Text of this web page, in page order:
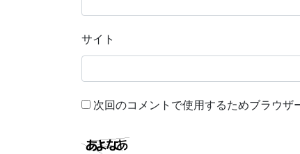
サイト
次回のコメントで使用するためブラウザ